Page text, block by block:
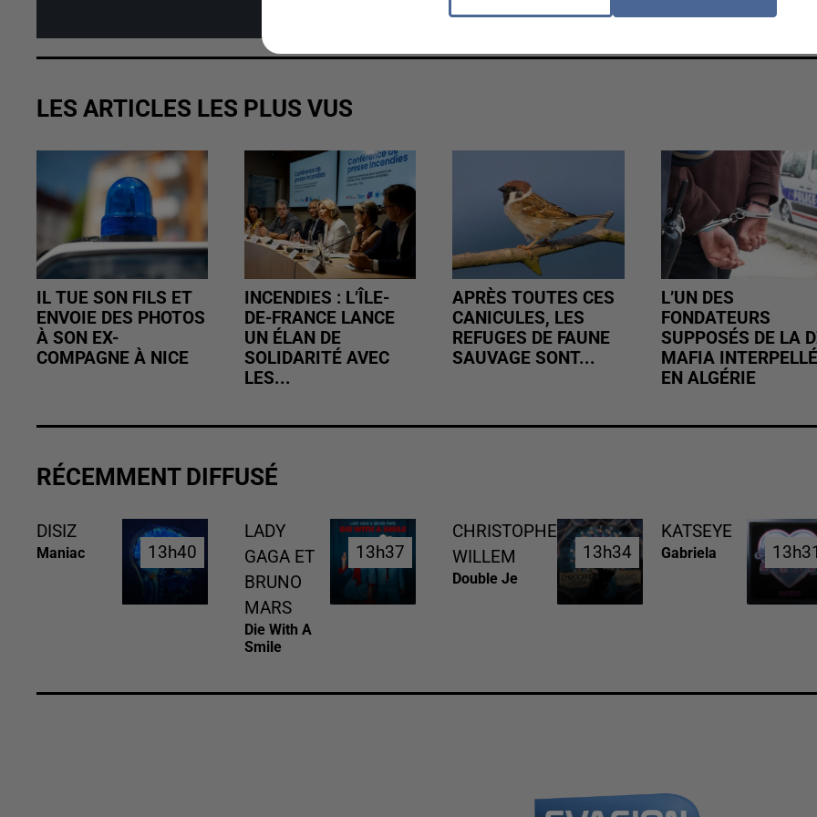
LES ARTICLES LES PLUS VUS
IL TUE SON FILS ET
ENVOIE DES PHOTOS
À SON EX-
COMPAGNE À NICE
INCENDIES : L’ÎLE-
DE-FRANCE LANCE
UN ÉLAN DE
SOLIDARITÉ AVEC
LES...
APRÈS TOUTES CES
CANICULES, LES
REFUGES DE FAUNE
SAUVAGE SONT...
L’UN DES
FONDATEURS
SUPPOSÉS DE LA
MAFIA INTERPELLÉ
EN ALGÉRIE
RÉCEMMENT DIFFUSÉ
DISIZ
Maniac 13h40
13h40
LADY
GAGA ET
BRUNO
MARS
Die With A
Smile
13h37
13h37
CHRISTOPHE
WILLEM
Double Je
13h34
13h34
KATSEYE
Gabriela